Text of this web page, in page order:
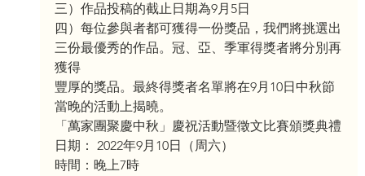
三）作品投稿的截止日期為9月5日
四）每位參與者都可獲得一份獎品，我們將挑選出
三份最優秀的作品。冠、亞、季軍得獎者將分別再
獲得
豐厚的獎品。最終得獎者名單將在9月10日中秋節
當晚的活動上揭曉。
「萬家團聚慶中秋」慶祝活動暨徵文比賽頒獎典禮
日期： 2022年9月10日（周六）
時間：晚上7時